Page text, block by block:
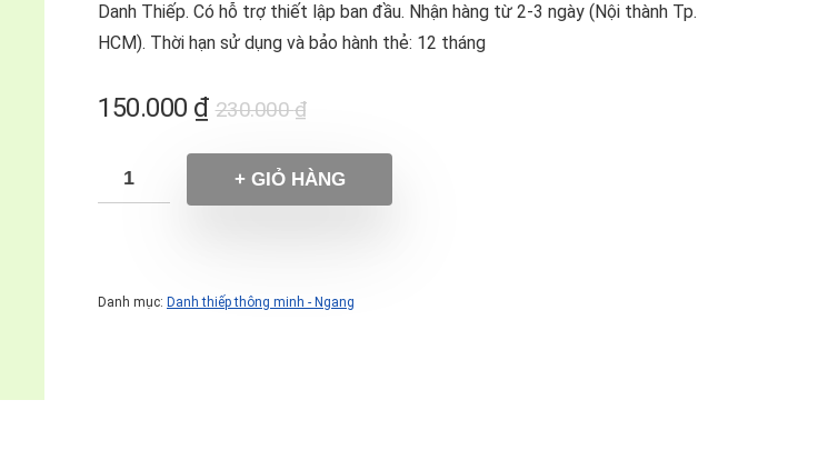
Danh Thiếp. Có hỗ trợ thiết lập ban đầu. Nhận hàng từ 2-3 ngày (Nội thành Tp.
HCM). Thời hạn sử dụng và bảo hành thẻ: 12 tháng
230.000₫
150.000 ₫
+ GIỎ HÀNG
Danh mục: Danh thiếp thông minh - Ngang